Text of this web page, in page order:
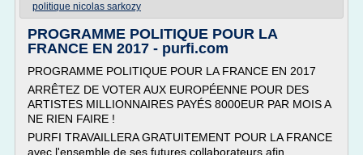
politique nicolas sarkozy
PROGRAMME POLITIQUE POUR LA
FRANCE EN 2017 - purfi.com
PROGRAMME POLITIQUE POUR LA FRANCE EN 2017
ARRÊTEZ DE VOTER AUX EUROPÉENNE POUR DES
ARTISTES MILLIONNAIRES PAYÉS 8000EUR PAR MOIS A
NE RIEN FAIRE !
PURFI TRAVAILLERA GRATUITEMENT POUR LA FRANCE
avec l'ensemble de ses futures collaborateurs afin